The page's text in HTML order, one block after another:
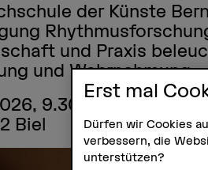
der Künste
und Praxis
und Wahrnehmung.
9.30–20.00 Uhr –
Biel
Erst mal
Dürfen wir Cookies
verbessern, die
unterstützen?